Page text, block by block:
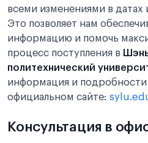
всеми изменениями в датах
Это позволяет нам
информацию и помочь
процесс поступления в
политехнический
информация и подробности
официальном сайте:
Консультация в